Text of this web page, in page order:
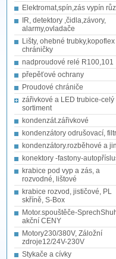
Elektromat,spín,zás vypín
IR, detektory ,čidla,závory,
alarmy,ovladače
Lišty, ohebné trubky,kopoflex
chráničky
nadproudové relé R100,101
přepěťové ochrany
Proudové chrániče
zářivkové a LED trubice-celý
sortiment
kondenzát.zářivkové
kondenzátory odrušovací,
kondenzátory.rozběhové a
konektory -fastony-
krabice pod vyp a zás, a
rozvodné, lištové
krabice rozvod, jističové, PL
skříně, S-Box
Motor.spouštěče-
akční CENY
Motory230/380V, Záložní
zdroje12/24V-230V
Stykače a cívky